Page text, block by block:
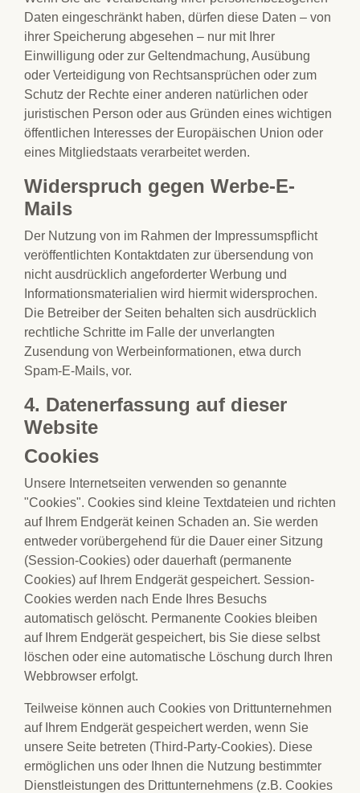
Daten eingeschränkt haben, dürfen diese Daten – von
ihrer Speicherung abgesehen – nur mit Ihrer
Einwilligung oder zur Geltendmachung, Ausübung
oder Verteidigung von Rechtsansprüchen oder zum
Schutz der Rechte einer anderen natürlichen oder
juristischen Person oder aus Gründen eines wichtigen
öffentlichen Interesses der Europäischen Union oder
eines Mitgliedstaats verarbeitet werden.
Widerspruch gegen Werbe-E-
Mails
Der Nutzung von im Rahmen der Impressumspflicht
veröffentlichten Kontaktdaten zur übersendung von
nicht ausdrücklich angeforderter Werbung und
Informationsmaterialien wird hiermit widersprochen.
Die Betreiber der Seiten behalten sich ausdrücklich
rechtliche Schritte im Falle der unverlangten
Zusendung von Werbeinformationen, etwa durch
Spam-E-Mails, vor.
4. Datenerfassung auf dieser
Website
Cookies
Unsere Internetseiten verwenden so genannte
"Cookies". Cookies sind kleine Textdateien und richten
auf Ihrem Endgerät keinen Schaden an. Sie werden
entweder vorübergehend für die Dauer einer Sitzung
(Session-Cookies) oder dauerhaft (permanente
Cookies) auf Ihrem Endgerät gespeichert. Session-
Cookies werden nach Ende Ihres Besuchs
automatisch gelöscht. Permanente Cookies bleiben
auf Ihrem Endgerät gespeichert, bis Sie diese selbst
löschen oder eine automatische Löschung durch Ihren
Webbrowser erfolgt.
Teilweise können auch Cookies von Drittunternehmen
auf Ihrem Endgerät gespeichert werden, wenn Sie
unsere Seite betreten (Third-Party-Cookies). Diese
ermöglichen uns oder Ihnen die Nutzung bestimmter
Dienstleistungen des Drittunternehmens (z.B. Cookies